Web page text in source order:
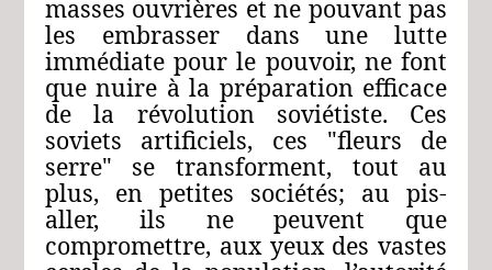
masses ouvrières et ne pouvant pas
les embrasser dans une lutte
immédiate pour le pouvoir, ne font
que nuire à la préparation efficace
de la révolution soviétiste. Ces
soviets artificiels, ces "fleurs de
serre" se transforment, tout au
plus, en petites sociétés; au pis-
aller, ils ne peuvent que
compromettre, aux yeux des vastes